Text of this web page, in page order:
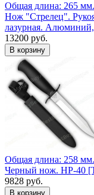
Общая длина: 265 мм.
Нож "Стрелец".
лазурная.
13200 руб.
Общая длина: 258 мм.
Черный нож. НР-40
9828 руб.